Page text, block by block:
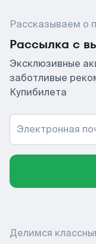
Рассказываем о
Рассылка с
Эксклюзивные
заботливые
Купибилета
Электронная
Делимся